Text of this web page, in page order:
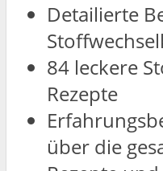
Detailierte
84 leckere
Rezepte
über die